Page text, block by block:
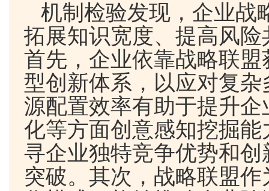
机制检验发现，企业战
拓展知识宽度、提高风
首先，企业依靠战略联
型创新体系，以应对复
源配置效率有助于提升
化等方面创意感知挖掘
寻企业独特竞争优势和
突破。其次，战略联盟